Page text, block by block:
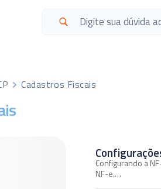
Cadastros Fiscais
Configurando a
NF-e.…